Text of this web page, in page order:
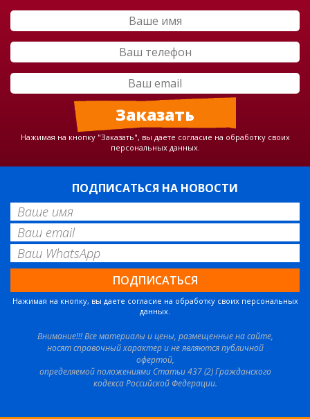
Нажимая на кнопку "Заказать", вы даете согласие на обработку своих
персональных данных.
ПОДПИСАТЬСЯ НА НОВОСТИ
Нажимая на кнопку, вы даете согласие на обработку своих персональных
данных.
Внимание!!! Все материалы и цены, размещенные на сайте,
носят справочный характер и не являются публичной
офертой,
определяемой положениями Статьи 437 (2) Гражданского
кодекса Российской Федерации.